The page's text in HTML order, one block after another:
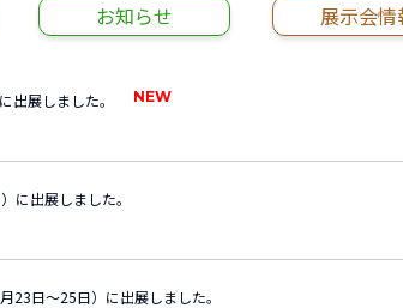
お知らせ 展示会情
出展しました。
に出展しました。
23日～25日）に出展しました。